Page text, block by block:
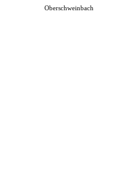
Oberschweinbach